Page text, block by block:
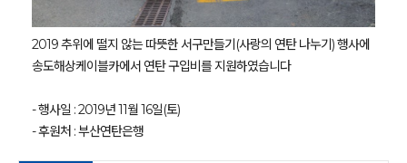
2019 추위에 떨지 않는 따뜻한 서구만들기(사랑의 연탄 나누기) 행사에
송도해상케이블카에서 연탄 구입비를 지원하였습니다
- 행사일 : 2019년 11월 16일(토)
- 후원처 : 부산연탄은행